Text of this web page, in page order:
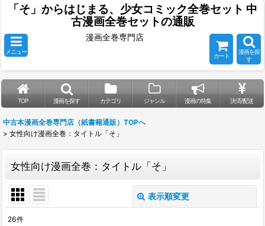
「そ」からはじまる、少女コミック全巻セット 中
古漫画全巻セットの通販
メニュー
漫画全巻専門店
カート
漫画を探
す
TOP 漫画を探す カテゴリ ジャンル 漫画の特集 決済/配送
中古本漫画全巻専門店（紙書籍通販）TOPへ
> 女性向け漫画全巻：タイトル「そ」
女性向け漫画全巻：タイトル「そ」
表示順変更
26件